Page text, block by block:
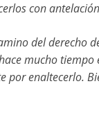
con
del derecho
mucho
por enaltecerlo.